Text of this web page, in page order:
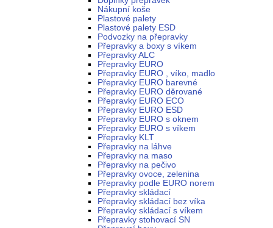
Nákupní koše
Plastové palety
Plastové palety ESD
Podvozky na přepravky
Přepravky a boxy s víkem
Přepravky ALC
Přepravky EURO
Přepravky EURO , víko, madlo
Přepravky EURO barevné
Přepravky EURO děrované
Přepravky EURO ECO
Přepravky EURO ESD
Přepravky EURO s oknem
Přepravky EURO s víkem
Přepravky KLT
Přepravky na láhve
Přepravky na maso
Přepravky na pečivo
Přepravky ovoce, zelenina
Přepravky podle EURO norem
Přepravky skládací
Přepravky skládací bez víka
Přepravky skládací s víkem
Přepravky stohovací SN